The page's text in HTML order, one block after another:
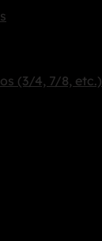
(3/4, 7/8, etc.)